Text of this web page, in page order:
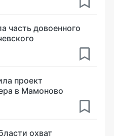
часть довоенного
проект
в Мамоново
охват